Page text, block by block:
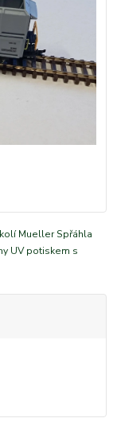
Mueller Spřáhla
UV potiskem s